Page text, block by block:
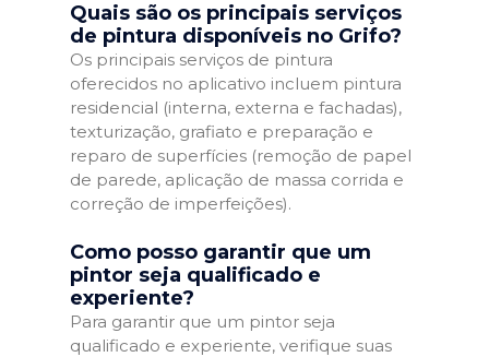
Quais são os principais serviços
de pintura disponíveis no Grifo?
Os principais serviços de pintura
oferecidos no aplicativo incluem pintura
residencial (interna, externa e fachadas),
texturização, grafiato e preparação e
reparo de superfícies (remoção de papel
de parede, aplicação de massa corrida e
correção de imperfeições).
Como posso garantir que um
pintor seja qualificado e
experiente?
Para garantir que um pintor seja
qualificado e experiente, verifique suas